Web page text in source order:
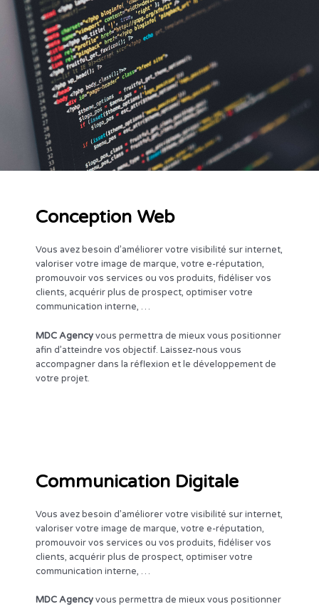
Conception Web
Conception Web
Vous avez besoin d’améliorer votre visibilité sur internet,
valoriser votre image de marque, votre e-réputation,
promouvoir vos services ou vos produits, fidéliser vos
clients, acquérir plus de prospect, optimiser votre
communication interne, …
MDC Agencyvous permettra de mieux vous positionner
afin d’atteindre vos objectif. Laissez-nous vous
accompagner dans la réflexion et le développement de
votre projet.
Communication Digitale
Vous avez besoin d’améliorer votre visibilité sur internet,
valoriser votre image de marque, votre e-réputation,
promouvoir vos services ou vos produits, fidéliser vos
clients, acquérir plus de prospect, optimiser votre
communication interne, …
MDC Agencyvous permettra de mieux vous positionner